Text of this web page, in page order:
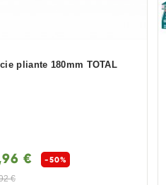
pliante 180mm TOTAL
€
-50%
€